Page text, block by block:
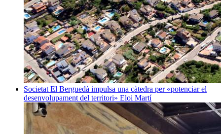
Societat El Berguedà impulsa una càtedra per «potenciar el
desenvolupament del territori» Eloi Martí